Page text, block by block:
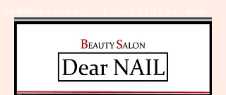
千葉県野田市のネイルサロン、まつげエクステはＤｅａｒＮAILへ